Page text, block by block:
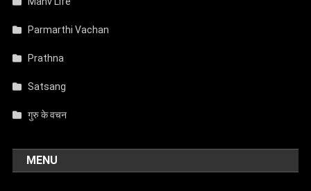
Parmarthi Vachan
Prathna
Satsang
गुरु के वचन
MENU